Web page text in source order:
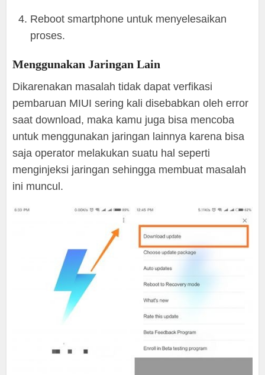
Reboot smartphone untuk menyelesaikan
proses.
Menggunakan Jaringan Lain
Dikarenakan masalah tidak dapat verfikasi
pembaruan MIUI sering kali disebabkan oleh error
saat download, maka kamu juga bisa mencoba
untuk menggunakan jaringan lainnya karena bisa
saja operator melakukan suatu hal seperti
menginjeksi jaringan sehingga membuat masalah
ini muncul.